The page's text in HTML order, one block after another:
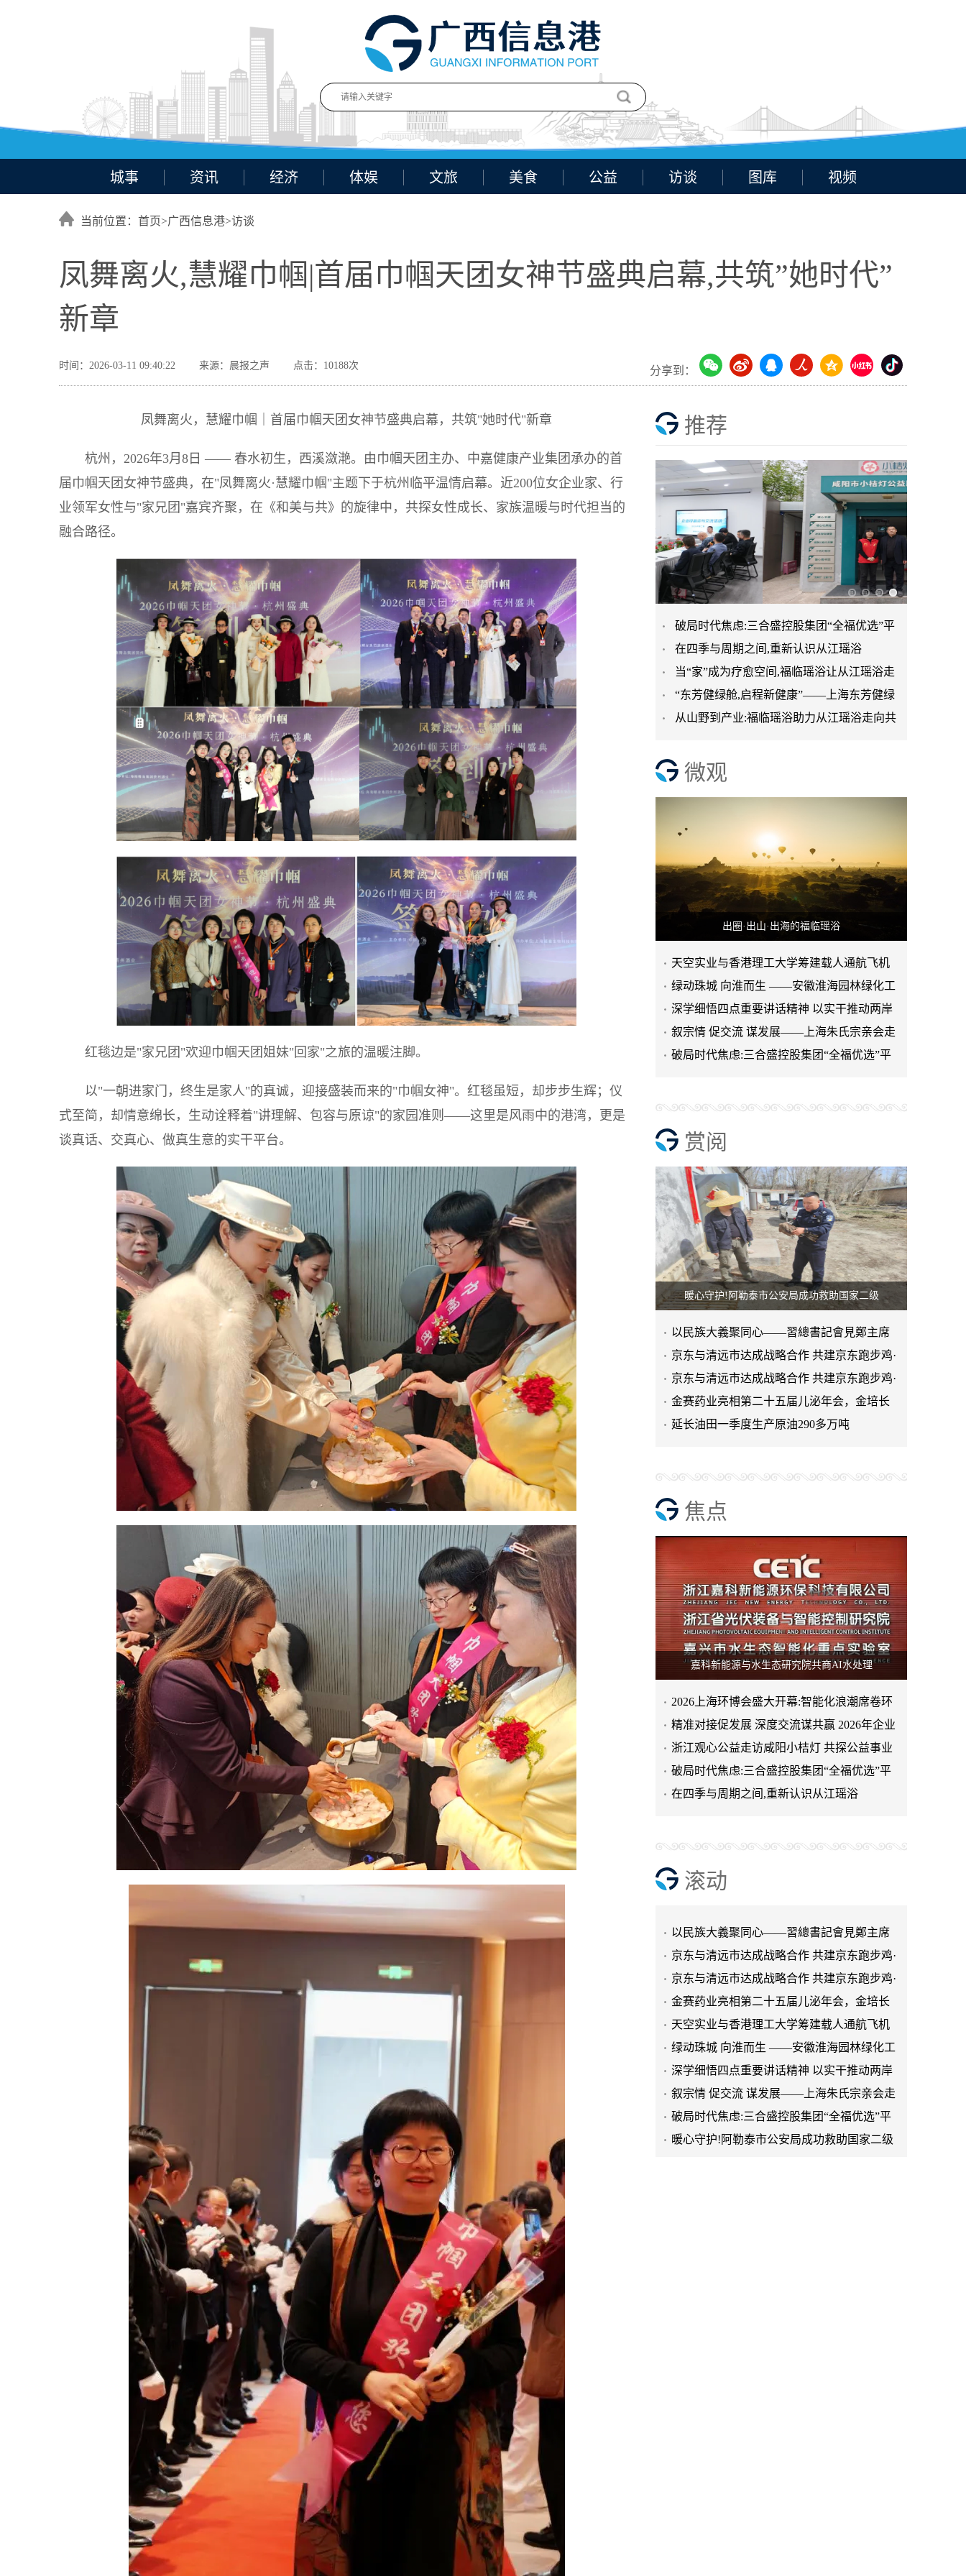
城事 资讯 经济 体娱 文旅 美食 公益 访谈 图库 视频
当前位置：首页>广西信息港>访谈
凤舞离火,慧耀巾帼|首届巾帼天团女神节盛典启幕,共筑”她时代”
新章
时间：2026-03-11 09:40:22 来源：晨报之声 点击：10188次 分享到：
凤舞离火，慧耀巾帼｜首届巾帼天团女神节盛典启幕，共筑"她时代"新章
杭州，2026年3月8日 —— 春水初生，西溪潋滟。由巾帼天团主办、中嘉健康产业集团承办的首
届巾帼天团女神节盛典，在"凤舞离火·慧耀巾帼"主题下于杭州临平温情启幕。近200位女企业家、行
业领军女性与"家兄团"嘉宾齐聚，在《和美与共》的旋律中，共探女性成长、家族温暖与时代担当的
融合路径。
红毯边是"家兄团"欢迎巾帼天团姐妹"回家"之旅的温暖注脚。
以"一朝进家门，终生是家人"的真诚，迎接盛装而来的"巾帼女神"。红毯虽短，却步步生辉；仪
式至简，却情意绵长，生动诠释着"讲理解、包容与原谅"的家园准则——这里是风雨中的港湾，更是
谈真话、交真心、做真生意的实干平台。
推荐
破局时代焦虑:三合盛控股集团“全福优选”平
台正式启航
在四季与周期之间,重新认识从江瑶浴
当“家”成为疗愈空间,福临瑶浴让从江瑶浴走
进日常生活
“东芳健绿舱,启程新健康”——上海东芳健绿
AI智能养身舱品牌发
从山野到产业:福临瑶浴助力从江瑶浴走向共
微观
出圈·出山·出海的福临瑶浴
天空实业与香港理工大学筹建载人通航飞机
研究院
绿动珠城 向淮而生 ——安徽淮海园林绿化工
程有限公司发展纪实
深学细悟四点重要讲话精神 以实干推动两岸
融合发展
叙宗情 促交流 谋发展——上海朱氏宗亲会走
进上海晨烨家具有限公
破局时代焦虑:三合盛控股集团“全福优选”平
赏阅
暖心守护!阿勒泰市公安局成功救助国家二级
以民族大義聚同心——習總書記會見鄭主席
提出兩岸關系四點重要意
京东与清远市达成战略合作 共建京东跑步鸡·
清远鸡标准体系
京东与清远市达成战略合作 共建京东跑步鸡·
清远鸡标准体系
金赛药业亮相第二十五届儿泌年会，金培长
效生长激素成临床优选
延长油田一季度生产原油290多万吨
焦点
嘉科新能源与水生态研究院共商AI水处理
2026上海环博会盛大开幕:智能化浪潮席卷环
保产业
精准对接促发展 深度交流谋共赢 2026年企业
投融资交流活动第二
浙江观心公益走访咸阳小桔灯 共探公益事业
可持续发展新路径
破局时代焦虑:三合盛控股集团“全福优选”平
台正式启航
在四季与周期之间,重新认识从江瑶浴
滚动
天空实业与香港理工大学筹建载人通航飞机
研究院
绿动珠城 向淮而生 ——安徽淮海园林绿化工
台正式启航
暖心守护!阿勒泰市公安局成功救助国家二级
提出兩岸關系四點重要意見
京东与清远市达成战略合作 共建京东跑步鸡·
清远鸡标准体系
京东与清远市达成战略合作 共建京东跑步鸡·
清远鸡标准体系
金赛药业亮相第二十五届儿泌年会，金培长
效生长激素成临床优选
天空实业与香港理工大学筹建载人通航飞机
研究院
绿动珠城 向淮而生 ——安徽淮海园林绿化工
程有限公司发展纪实
深学细悟四点重要讲话精神 以实干推动两岸
融合发展
叙宗情 促交流 谋发展——上海朱氏宗亲会走
进上海晨烨家具有限公司
破局时代焦虑:三合盛控股集团“全福优选”平
台正式启航
暖心守护!阿勒泰市公安局成功救助国家二级
保护动物黑鸢
以民族大義聚同心——習總書記會見鄭主席